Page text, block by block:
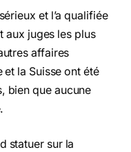
et l’a qualifiée
aux juges les plus
affaires
la Suisse ont été
bien que aucune
statuer sur la